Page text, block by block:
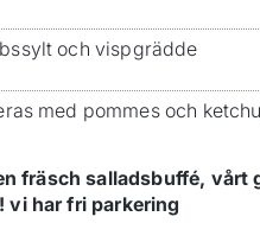
och vispgrädde
med pommes och
fräsch salladsbuffé, vårt
vi har fri parkering